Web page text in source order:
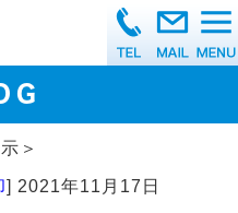
示＞
] 2021年11月17日